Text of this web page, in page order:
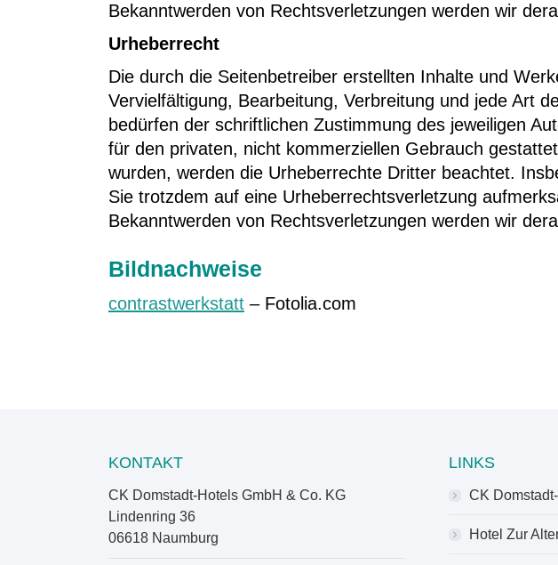
Bekanntwerden von Rechtsverletzungen werden wir
Urheberrecht
Die durch die Seitenbetreiber erstellten Inhalte und
Vervielfältigung, Bearbeitung, Verbreitung und jede Art
bedürfen der schriftlichen Zustimmung des jeweiligen
für den privaten, nicht kommerziellen Gebrauch
wurden, werden die Urheberrechte Dritter beachtet.
Sie trotzdem auf eine Urheberrechtsverletzung
Bekanntwerden von Rechtsverletzungen werden wir
Bildnachweise
contrastwerkstatt – Fotolia.com
KONTAKT
CK Domstadt-Hotels GmbH & Co. KG
Lindenring 36
06618 Naumburg
LINKS
CK
Hotel Zur